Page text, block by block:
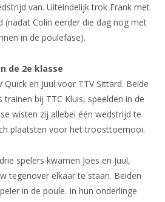
van. Uiteindelijk trok Frank met
(nadat Colin eerder die dag nog met
in de poulefase).
de 2e klasse
en Juul voor TTV Sittard. Beide
trainen bij TTC Kluis, speelden in de
wisten zij allebei één wedstrijd te
plaatsten voor het troosttoernooi.
spelers kwamen Joes en Juul,
tegenover elkaar te staan. Beiden
in de poule. In hun onderlinge